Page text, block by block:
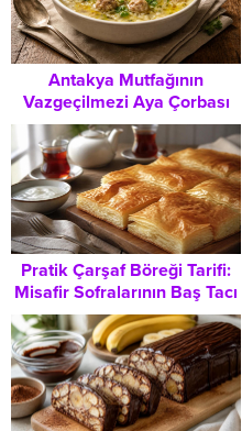
Antakya Mutfağının
Vazgeçilmezi Aya Çorbası
Tarifi: Geleneksel Lezzetlerle
Sofranı Şenlendirin
Pratik Çarşaf Böreği Tarifi:
Misafir Sofralarının Baş Tacı
Olacak Lezzet